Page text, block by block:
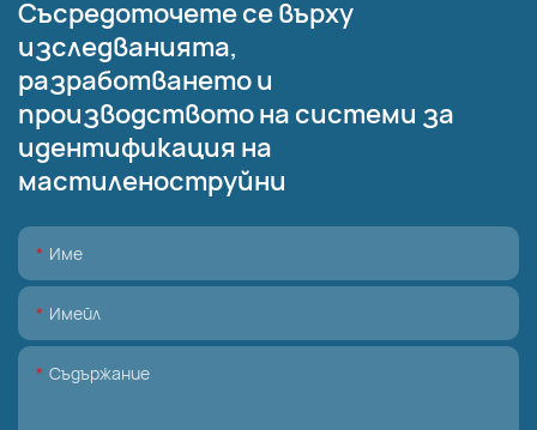
Съсредоточете се върху
изследванията,
разработването и
производството на системи за
идентификация на
мастиленоструйни
Име
Имейл
Съдържание